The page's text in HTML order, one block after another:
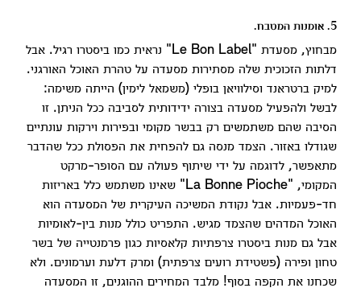
5. אומנות המטבח.
מבחוץ, מסעדת "Le Bon Label" נראית כמו ביסטרו רגיל. אבל
דלתות הזכוכית שלה מסתירות מסעדה על טהרת האוכל האורגני.
למיק ברטראנד וסילוויאן בופלי (משמאל לימין) הייתה משימה:
לבשל ולהפעיל מסעדה בצורה ידידותית לסביבה ככל הניתן. זו
הסיבה שהם משתמשים רק בבשר מקומי ובפירות וירקות עונתיים
שגודלו באזור. הצמד מנסה גם להפחית את הפסולת ככל שהדבר
מתאפשר, לדוגמה על ידי שיתוף פעולה עם הסופר-מרקט
המקומי, "La Bonne Pioche" שאינו משתמש כלל באריזות
חד-פעמיות. אבל נקודת המשיכה העיקרית של המסעדה הוא
האוכל המדהים שהצמד מגיש. התפריט כולל מנות בין-לאומיות
אבל גם מנות ביסטרו צרפתיות קלאסיות כגון פרמנטייה של בשר
טחון ופירה (פשטידת רועים צרפתית) ומרק דלעת וערמונים. ולא
שכחנו את הקפה בסוף! מלבד המחירים ההוגנים, זו המסעדה